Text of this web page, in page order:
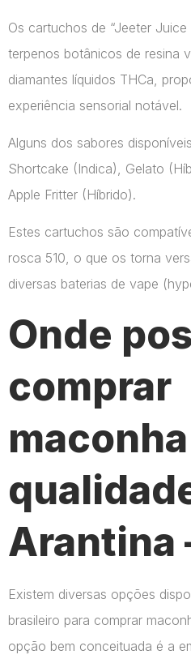
Os cartuchos de “Jeeter
terpenos botânicos de resina
diamantes líquidos THCa,
experiência sensorial notável.
Alguns dos sabores
Shortcake (Indica), Gelato
Apple Fritter (Híbrido).
Estes cartuchos são
rosca 510, o que os torna
diversas baterias de vape​
Onde
comprar
Arantina
Existem diversas opções
brasileiro para comprar
opção bem conceituada é a